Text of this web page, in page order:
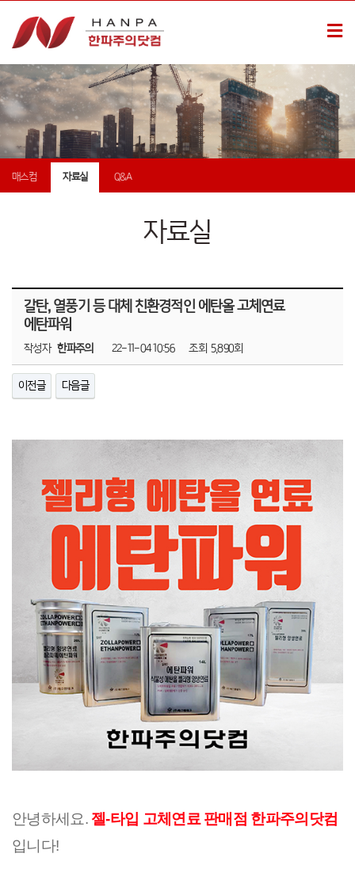
매스컴 자료실 Q&A
자료실
갈탄, 열풍기 등 대체 친환경적인 에탄올 고체연료
에탄파워
작성자 한파주의 22-11-04 10:56 조회 5,890회
이전글 다음글
안녕하세요. 젤-타입 고체연료 판매점 한파주의닷컴
입니다!